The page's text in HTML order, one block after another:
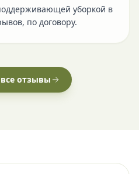
уборкой в
по договору.
отзывы